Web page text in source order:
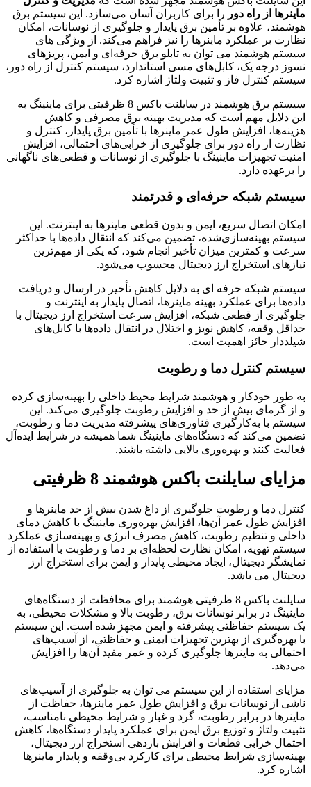
ماینرها از راه دور را برای کاربران آسان می‌سازد. این سیستم برق
هوشمند، علاوه بر تأمین برق پایدار و جلوگیری از نوسانات، امکان
نظارت بر عملکرد ماینرها را نیز فراهم می‌کند. از ویژگی های
سیستم هوشمند می توان به تابلو برق حرفه‌ای و ایمن، پریزهای
نسوز درجه یک، کابل‌های مسی استاندارد، سیستم کنترل از راه دور،
سیستم کنترل فاز و تثبیت ولتاژ اشاره کرد.
سیستم برق هوشمند در سایلنت باکس 8 ظرفیتی برای ماینینگ به
این دلایل مهم است که مدیریت بهینه برق مصرفی و کاهش
هزینه‌ها، افزایش طول عمر ماینرها با تأمین برق پایدار، کنترل و
نظارت از راه دور برای جلوگیری از خرابی‌های احتمالی، افزایش
امنیت تجهیزات ماینینگ با جلوگیری از نوسانات و قطعی‌های ناگهانی
را برعهده دارد.
سیستم شبکه حرفه‌ای و قدرتمند
امکان اتصال سریع، ایمن و بدون قطعی ماینرها به اینترنت. این
سیستم بهینه‌سازی‌شده، تضمین می‌کند که انتقال داده‌ها با حداکثر
سرعت و کمترین میزان تأخیر انجام شود، که یکی از مهم‌ترین
نیازهای استخراج ارز دیجیتال محسوب می‌شود.
سیستم شبکه حرفه ای به دلایل کاهش تأخیر در ارسال و دریافت
داده‌ها برای عملکرد بهینه ماینرها، اتصال پایدار به اینترنت و
جلوگیری از قطعی شبکه، افزایش سرعت استخراج ارز دیجیتال با
حداقل وقفه، کاهش نویز و اختلال در انتقال داده‌ها با کابل‌های
شیلددار حائز اهمیت است.
سیستم کنترل دما و رطوبت
به طور خودکار و هوشمند شرایط محیط داخلی را بهینه‌سازی کرده
و از گرمای بیش از حد و افزایش رطوبت جلوگیری می‌کند. این
سیستم با به‌کارگیری فناوری‌های پیشرفته مدیریت دما و رطوبت،
تضمین می‌کند که دستگاه‌های ماینینگ شما همیشه در شرایط ایده‌آل
فعالیت کنند و بهره‌وری بالایی داشته باشند.
مزایای سایلنت باکس هوشمند 8 ظرفیتی
کنترل دما و رطوبت جلوگیری از داغ شدن بیش از حد ماینرها و
افزایش طول عمر آن‌ها، افزایش بهره‌وری ماینینگ با کاهش دمای
داخلی و تنظیم رطوبت، کاهش مصرف انرژی و بهینه‌سازی عملکرد
سیستم تهویه، امکان نظارت لحظه‌ای بر دما و رطوبت با استفاده از
نمایشگر دیجیتال، ایجاد محیطی پایدار و ایمن برای استخراج ارز
دیجیتال می باشد.
سایلنت باکس 8 ظرفیتی هوشمند برای محافظت از دستگاه‌های
ماینینگ در برابر نوسانات برق، رطوبت بالا و مشکلات محیطی، به
یک سیستم حفاظتی پیشرفته و ایمن مجهز شده است. این سیستم
با بهره‌گیری از بهترین تجهیزات ایمنی و حفاظتی، از آسیب‌های
احتمالی به ماینرها جلوگیری کرده و عمر مفید آن‌ها را افزایش
می‌دهد.
مزایای استفاده از این سیستم می توان به جلوگیری از آسیب‌های
ناشی از نوسانات برق و افزایش طول عمر ماینرها، حفاظت از
ماینرها در برابر رطوبت، گرد و غبار و شرایط محیطی نامناسب،
تثبیت ولتاژ و توزیع برق ایمن برای عملکرد پایدار دستگاه‌ها، کاهش
احتمال خرابی قطعات و افزایش بازدهی استخراج ارز دیجیتال،
بهینه‌سازی شرایط محیطی برای کارکرد بی‌وقفه و پایدار ماینرها
اشاره کرد.